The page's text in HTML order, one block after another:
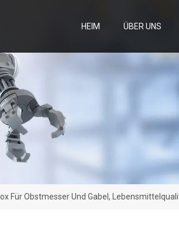
HEIM ÜBER UNS
Für Obstmesser Und Gabel,